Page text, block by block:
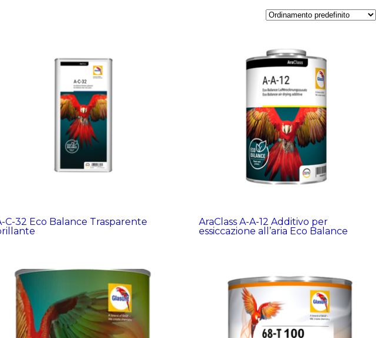
C-32 Eco Balance Trasparente
AraClass A-A-12 Additivo per
essiccazione all’aria Eco Balance